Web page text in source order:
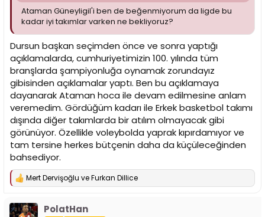
Ataman Güneyligil'i ben de beğenmiyorum da ligde bu
kadar iyi takımlar varken ne bekliyoruz?
Dursun başkan seçimden önce ve sonra yaptığı
açıklamalarda, cumhuriyetimizin 100. yılında tüm
branşlarda şampiyonluğa oynamak zorundayız
gibisinden açıklamalar yaptı. Ben bu açıklamaya
dayanarak Ataman hoca ile devam edilmesine anlam
veremedim. Gördüğüm kadarı ile Erkek basketbol takımı
dışında diğer takımlarda bir atılım olmayacak gibi
görünüyor. Özellikle voleybolda yaprak kıpırdamıyor ve
tam tersine herkes bütçenin daha da küçüleceğinden
bahsediyor.
T
k
Mert Dervişoğlu veFurkan Dillice
PolatHan